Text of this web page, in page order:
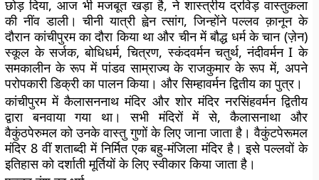
छोड़ दिया, आज भी मजबूत खड़ा है, ने शास्त्रीय द्रविड़ वास्तुकला
की नींव डाली। चीनी यात्री ह्वेन त्सांग, जिन्होंने पल्लव क़ानून के
दौरान कांचीपुरम का दौरा किया था और चीन में बौद्ध धर्म के चान (ज़ेन)
स्कूल के सर्जक, बोधिधर्म, चित्रण, स्कंदवर्मन चतुर्थ, नंदीवर्मन I के
समकालीन के रूप में पांडव साम्राज्य के राजकुमार के रूप में, अपने
परोपकारी डिक्री का पालन किया। और सिम्हावर्मन द्वितीय का पुत्र।
कांचीपुरम में कैलासननाथ मंदिर और शोर मंदिर नरसिंहवर्मन द्वितीय
द्वारा बनवाया गया था। सभी मंदिरों में से, कैलासनाथा और
वैकुंठपेरुमल को उनके वास्तु गुणों के लिए जाना जाता है। वैकुंटपेरूमल
मंदिर 8 वीं शताब्दी में निर्मित एक बहु-मंजिला मंदिर है। इसे पल्लवों के
इतिहास को दर्शाती मूर्तियों के लिए स्वीकार किया जाता है।